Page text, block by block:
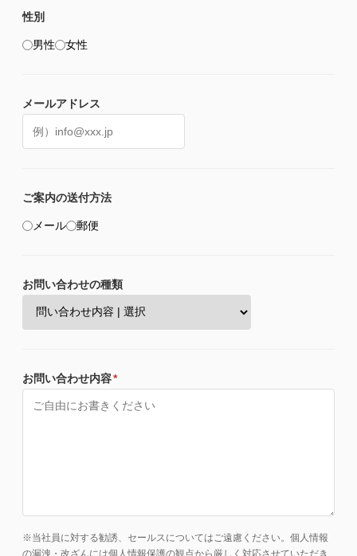
性別
男性 女性
メールアドレス
ご案内の送付方法
メール 郵便
お問い合わせの種類
お問い合わせ内容*
※当社員に対する勧誘、セールスについてはご遠慮ください。個人情報
の漏洩・改ざんには個人情報保護の観点から厳しく対応させていただき